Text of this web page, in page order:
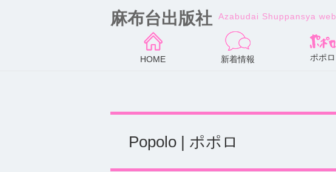
麻布台出版社 Azabudai Shuppansya web
HOME 新着情報 ポポロ
Popolo | ポポロ